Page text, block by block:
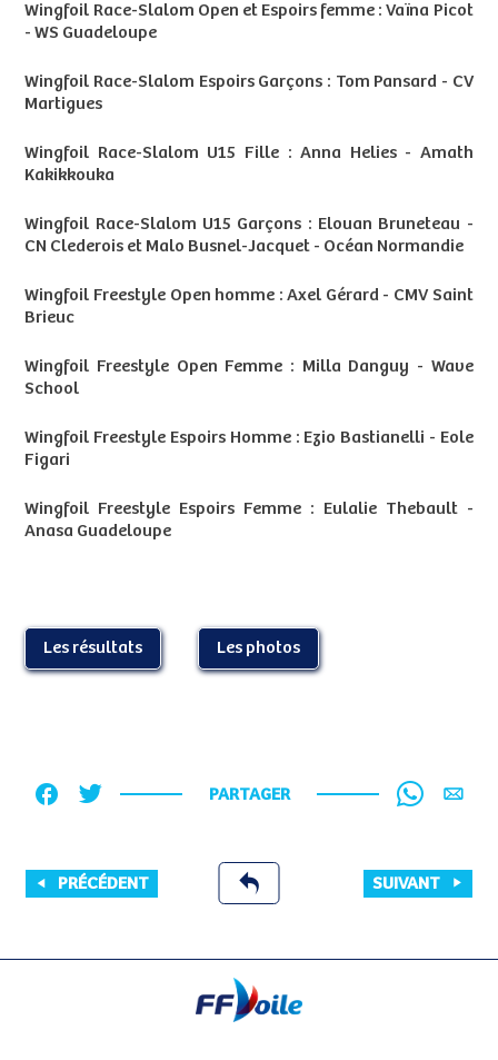
Wingfoil Race-Slalom Open et Espoirs femme : Vaïna Picot
- WS Guadeloupe
Wingfoil Race-Slalom Espoirs Garçons : Tom Pansard - CV
Martigues
Wingfoil Race-Slalom U15 Fille : Anna Helies - Amath
Kakikkouka
Wingfoil Race-Slalom U15 Garçons : Elouan Bruneteau -
CN Clederois et Malo Busnel-Jacquet - Océan Normandie
Wingfoil Freestyle Open homme : Axel Gérard - CMV Saint
Brieuc
Wingfoil Freestyle Open Femme : Milla Danguy - Wave
School
Wingfoil Freestyle Espoirs Homme : Ezio Bastianelli - Eole
Figari
Wingfoil Freestyle Espoirs Femme : Eulalie Thebault -
Anasa Guadeloupe
Les résultats Les photos
PARTAGER
PRÉCÉDENT SUIVANT